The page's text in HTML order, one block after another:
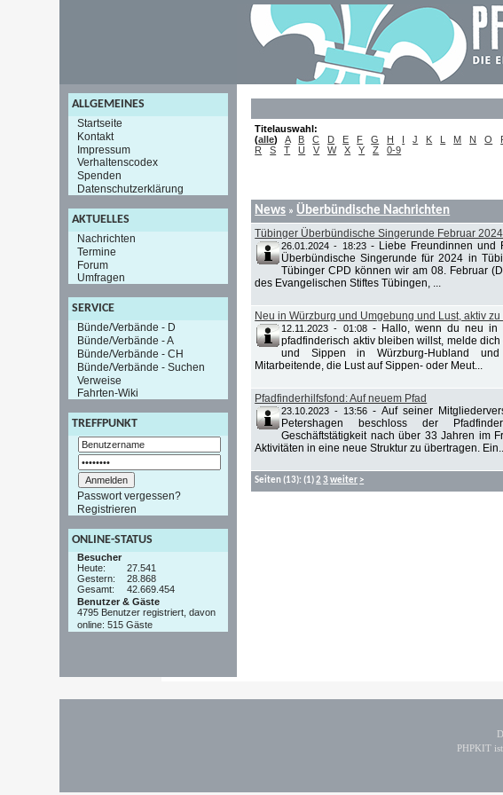
ALLGEMEINES
Startseite
Kontakt
Impressum
Verhaltenscodex
Spenden
Datenschutzerklärung
AKTUELLES
Nachrichten
Termine
Forum
Umfragen
SERVICE
Bünde/Verbände - D
Bünde/Verbände - A
Bünde/Verbände - CH
Bünde/Verbände - Suchen
Verweise
Fahrten-Wiki
TREFFPUNKT
Passwort vergessen?
Registrieren
ONLINE-STATUS
Besucher
Heute:
27.541
Gestern:
28.868
Gesamt:
42.669.454
Benutzer & Gäste
4795 Benutzer registriert, davon
online: 515 Gäste
Titelauswahl:
(alle) A B C D E F G H I J K L M N O
R
S T U V W X Y Z 0-9
News » Überbündische Nachrichten
Tübinger Überbündische Singerunde Februar 2024
26.01.2024 - 18:23- Liebe Freundinnen und
Überbündische Singerunde für 2024 in
Tübinger CPD können wir am 08. Februar
des Evangelischen Stiftes Tübingen, ...
Neu in Würzburg und Umgebung und Lust, aktiv
12.11.2023 - 01:08- Hallo, wenn du neu in
pfadfinderisch aktiv bleiben willst, melde
und Sippen in Würzburg-Hubland
Mitarbeitende, die Lust auf Sippen- oder Meut...
Pfadfinderhilfsfond: Auf neuem Pfad
23.10.2023 - 13:56 - Auf seiner
Petershagen beschloss der
Geschäftstätigkeit nach über 33 Jahren im
Aktivitäten in eine neue Struktur zu übertragen.
Seiten(13):(1) 2 3 weiter >
PHPKIT